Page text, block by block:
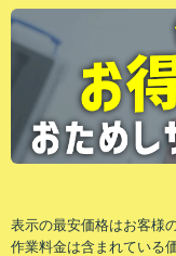
表⽰の最安価格はお客様
作業料⾦は含まれている